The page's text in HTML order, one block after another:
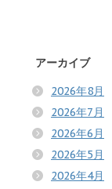
アーカイブ
2026年8月
2026年7月
2026年6月
2026年5月
2026年4月